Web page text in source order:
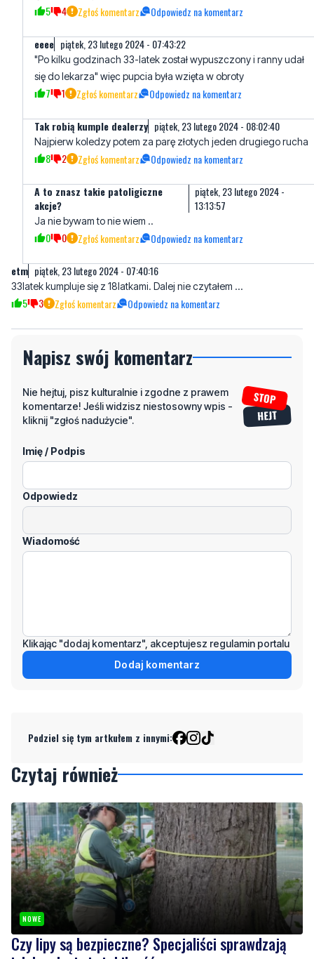
"Po kilku godzinach 33-latek został wypuszczony i ranny udał
7 1 Zgłoś komentarz Odpowiedz na komentarz
Tak robią kumple dealerzy piątek, 23 lutego 2024 - 08:02:40
Najpierw koledzy potem za parę złotych jeden drugiego rucha
A to znasz takie patoligiczne
akcje?
piątek, 23 lutego 2024 -
13:13:57
0 0 Zgłoś komentarz Odpowiedz na komentarz
piątek, 23 lutego 2024 - 07:40:16
33latek kumpluje się z 18latkami. Dalej nie czytałem ...
Napisz swój komentarz
komentarze! Jeśli widzisz niestosowny wpis -
kliknij "zgłoś nadużycie".
Imię / Podpis
Odpowiedz
Wiadomość
NOWE
Czy lipy są bezpieczne? Specjaliści sprawdzają
ich kondycję i stabilność